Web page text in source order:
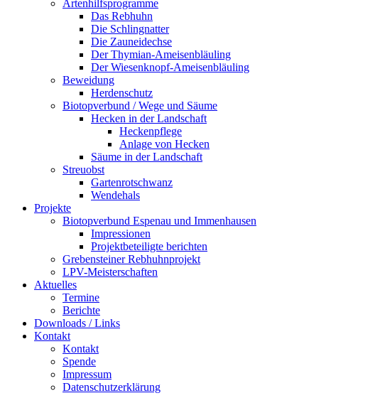
Artenhilfsprogramme
Das Rebhuhn
Die Schlingnatter
Die Zauneidechse
Der Thymian-Ameisenbläuling
Der Wiesenknopf-Ameisenbläuling
Beweidung
Herdenschutz
Biotopverbund / Wege und Säume
Hecken in der Landschaft
Heckenpflege
Anlage von Hecken
Säume in der Landschaft
Streuobst
Gartenrotschwanz
Wendehals
Projekte
Biotopverbund Espenau und Immenhausen
Impressionen
Projektbeteiligte berichten
Grebensteiner Rebhuhnprojekt
LPV-Meisterschaften
Aktuelles
Termine
Berichte
Downloads / Links
Kontakt
Kontakt
Spende
Impressum
Datenschutzerklärung